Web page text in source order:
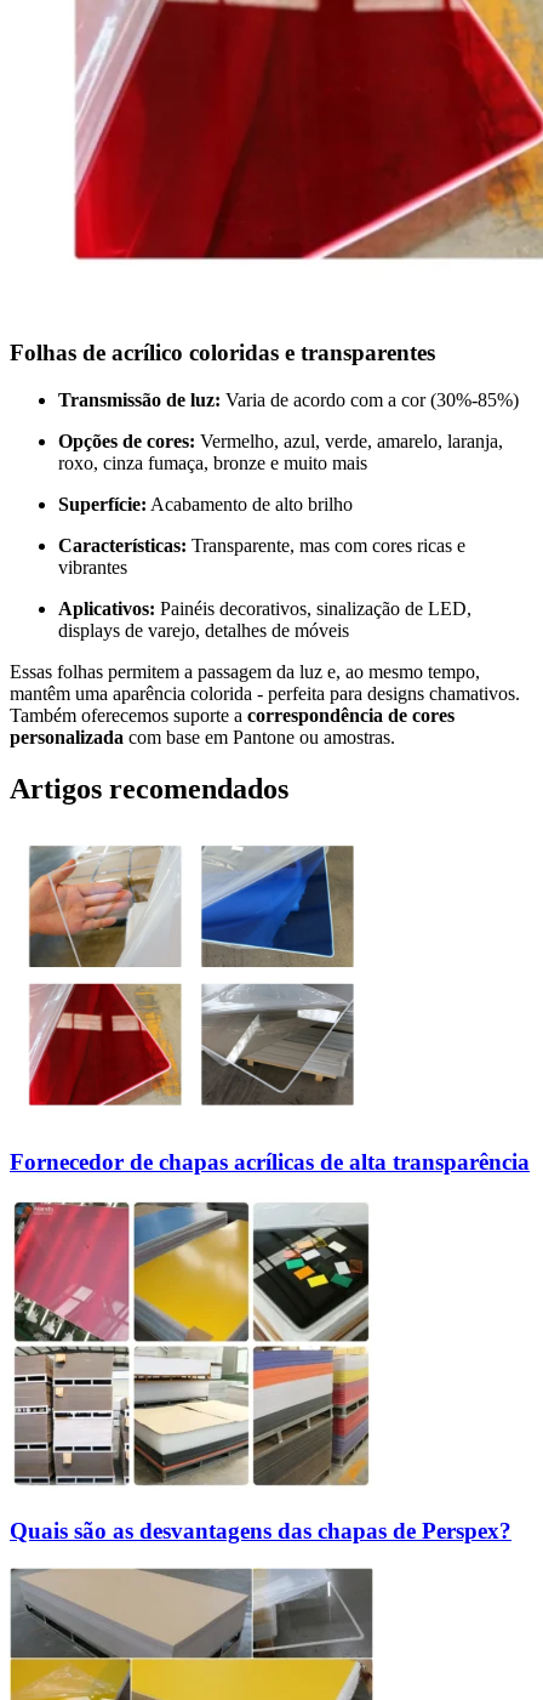
Folhas de acrílico coloridas e transparentes
Transmissão de luz: Varia de acordo com a cor (30%-85%)
Opções de cores: Vermelho, azul, verde, amarelo, laranja,
roxo, cinza fumaça, bronze e muito mais
Superfície: Acabamento de alto brilho
Características: Transparente, mas com cores ricas e
vibrantes
Aplicativos: Painéis decorativos, sinalização de LED,
displays de varejo, detalhes de móveis
Essas folhas permitem a passagem da luz e, ao mesmo tempo,
mantêm uma aparência colorida - perfeita para designs chamativos.
Também oferecemos suporte a correspondência de cores
personalizada com base em Pantone ou amostras.
Artigos recomendados
Fornecedor de chapas acrílicas de alta transparência
Quais são as desvantagens das chapas de Perspex?